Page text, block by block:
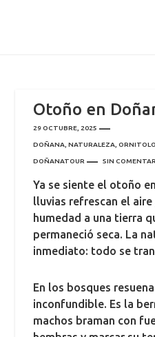
Otoño en
29 OCTUBRE, 2025
DOÑANA NATURALEZA
DOÑANATOUR SIN
Ya se siente el otoño en
lluvias refrescan el aire
humedad a una tierra
permaneció seca. La
inmediato: todo se
En los bosques
inconfundible. Es la
machos braman con